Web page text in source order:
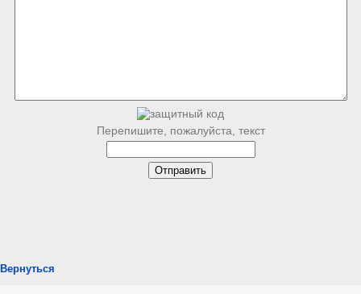
Перепишите, пожалуйста, текст
Вернуться